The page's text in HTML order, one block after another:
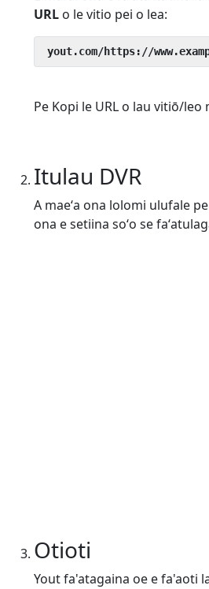
URL o le vitio pei o lea:
yout.com/https://
Pe Kopi le URL o lau vitiō/
Itulau DVR
A maeʻa ona lolomi ulufale
ona e setiina soʻo se
Otioti
Yout fa'atagaina oe e fa'aoti